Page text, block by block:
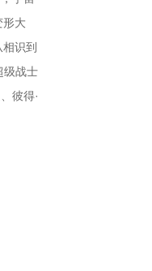
形大
识到
级战士
彼得·